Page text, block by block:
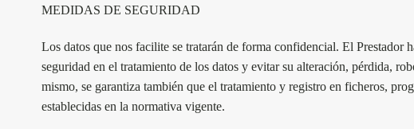
MEDIDAS DE SEGURIDAD
Los datos que nos facilite se tratarán de forma confidencial. El Prestador
seguridad en el tratamiento de los datos y evitar su alteración, pérdida,
mismo, se garantiza también que el tratamiento y registro en ficheros,
establecidas en la normativa vigente.